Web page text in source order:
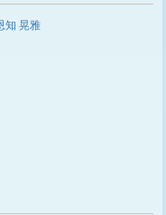
知 晃雅